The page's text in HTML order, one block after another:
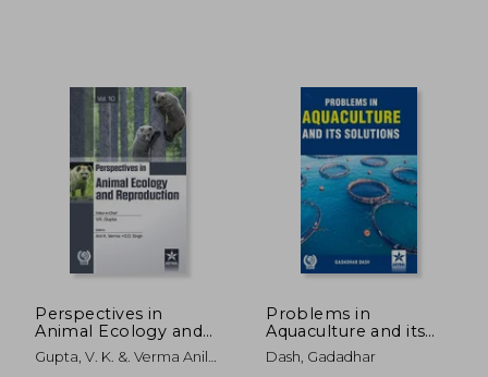
45%
dcto.
$ 218.42
$ 120.13
45%
dcto.
Perspectives in
Animal Ecology and
Reproduction Vol.10
(en Inglés)
Gupta, V. K. &. Verma Anil
Problems in
Aquaculture and its
Solutions (en Inglés)
Dash, Gadadhar